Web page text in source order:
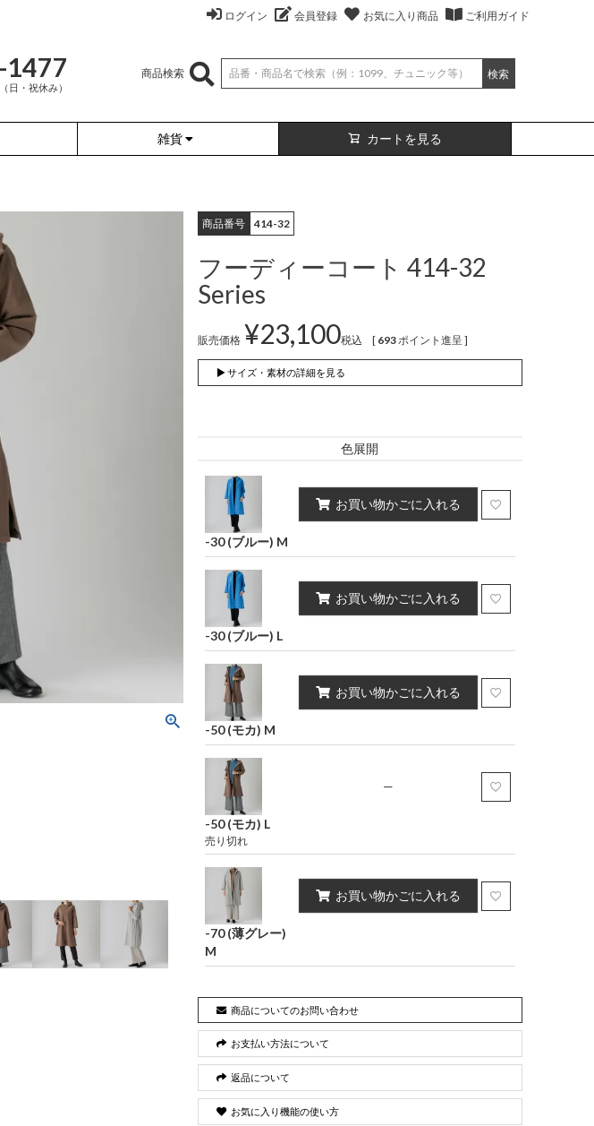
ログイン 会員登録 お気に入り商品 ご利用ガイド
1477
日・祝休み）
商品検索 検索
ッグ
ッグ一覧
ェア
スカート
ェア一覧
ール
（レーヨン76％、
ール一覧
雑貨
一覧
カートを見る
商品番号 414-32
フーディーコート 414-32
Series
販売価格 ¥23,100税込 [ 693ポイント進呈 ]
▶ サイズ・素材の詳細を見る
色展開
-30 (ブルー) M
お買い物かごに入れる
-30 (ブルー) L
お買い物かごに入れる
-50 (モカ) M
お買い物かごに入れる
-50 (モカ) L
売り切れ
—
-70 (薄グレー)
M
お買い物かごに入れる
商品についてのお問い合わせ
お支払い方法について
返品について
お気に入り機能の使い方